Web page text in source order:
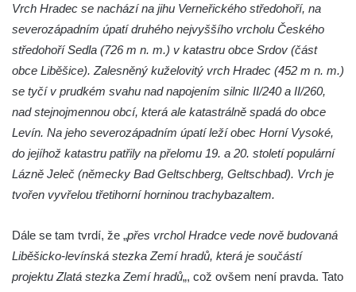
Vyhlídka Koruna v Broumovských stěnách
Vyhlídkové místo na cestě k vyhlídce
Koruna v Broumovských stěnách
Skalní útvar Čertovo sedlo v Broumovských
stěnách
Kamenná ZOO – Skalní hřib
Kamenná ZOO – Želva II.
Kamenná ZOO – Kačenka
Vyhlídka Božanovský Špičák
Vyhlídka východně od Božanovského
Vrch Hradec se nachází na jihu Verneřického středohoří, na
severozápadním úpatí druhého nejvyššího vrcholu Českého
středohoří Sedla (726 m n. m.) v katastru obce Srdov (část
obce Liběšice). Zalesněný kuželovitý vrch Hradec (452 m n. m.)
se tyčí v prudkém svahu nad napojením silnic II/240 a II/260,
nad stejnojmennou obcí, která ale katastrálně spadá do obce
Levín. Na jeho severozápadním úpatí leží obec Horní Vysoké,
do jejíhož katastru patřily na přelomu 19. a 20. století populární
Lázně Jeleč (německy Bad Geltschberg, Geltschbad). Vrch je
tvořen vyvřelou třetihorní horninou trachybazaltem.
Dále se tam tvrdí, že „přes vrchol Hradce vede nově budovaná
Liběšicko-levínská stezka Zemí hradů, která je součástí
projektu Zlatá stezka Zemí hradů„, což ovšem není pravda. Tato